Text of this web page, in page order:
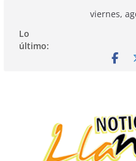
contenido
viernes,
Lo
último: